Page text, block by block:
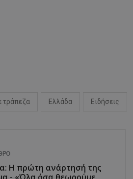
τράπεζα Ελλάδα Ειδήσεις
Η πρώτη ανάρτησή της
__cf_bm